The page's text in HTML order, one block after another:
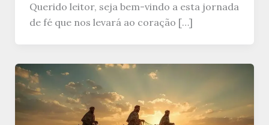
Querido leitor, seja bem-vindo a esta jornada
de fé que nos levará ao coração […]